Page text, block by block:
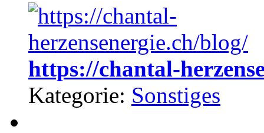
https://chantal-
Kategorie: Sonstiges